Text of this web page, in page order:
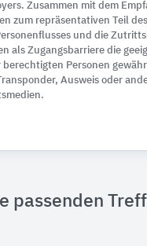
Zusammen mit dem
zum repräsentativen Teil
und die
als Zugangsbarriere die
Personen
Ausweis oder
passenden